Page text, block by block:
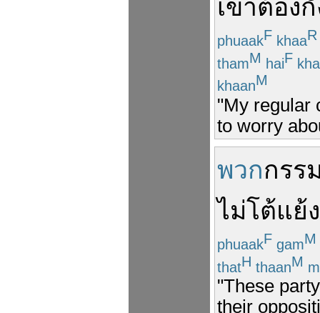
เขาต้อง
phuaakF khaaR
thamM haiF
khaanM
"My regular
to worry
พวกกรร
ไม่โต้แย้ง
phuaakF gamM
thatH thaanM
"These
their